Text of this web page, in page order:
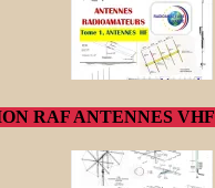
RAF ANTENNES VHF